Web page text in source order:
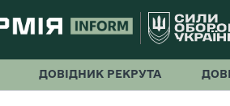
ДОВІДНИК РЕКРУТА